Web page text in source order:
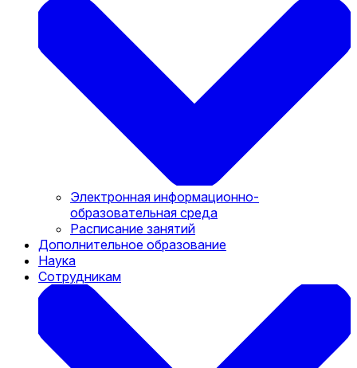
Электронная информационно-
образовательная среда
Расписание занятий
Дополнительное образование
Наука
Сотрудникам